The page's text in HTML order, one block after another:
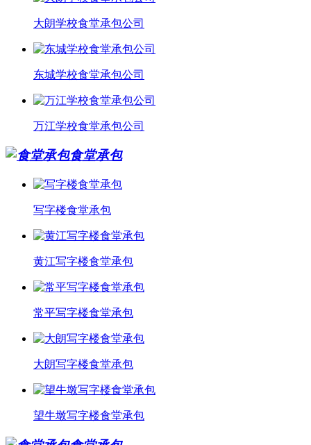
大朗学校食堂承包公司
东城学校食堂承包公司
万江学校食堂承包公司
食堂承包
写字楼食堂承包
黄江写字楼食堂承包
常平写字楼食堂承包
大朗写字楼食堂承包
望牛墩写字楼食堂承包